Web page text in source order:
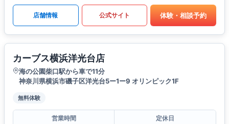
店舗情報 公式サイト 体験・相談予約
カーブス横浜洋光台店
海の公園柴口駅から車で11分
神奈川県横浜市磯子区洋光台5ー1ー9 オリンピック1F
無料体験
営業時間
定休日